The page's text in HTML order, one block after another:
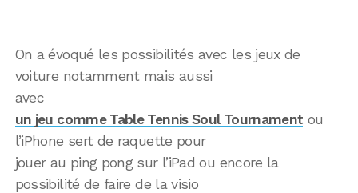
On a évoqué les possibilités avec les jeux de
voiture notamment mais aussi
avec
un jeu comme Table Tennis Soul Tournament ou
l’iPhone sert de raquette pour
jouer au ping pong sur l’iPad ou encore la
possibilité de faire de la visio